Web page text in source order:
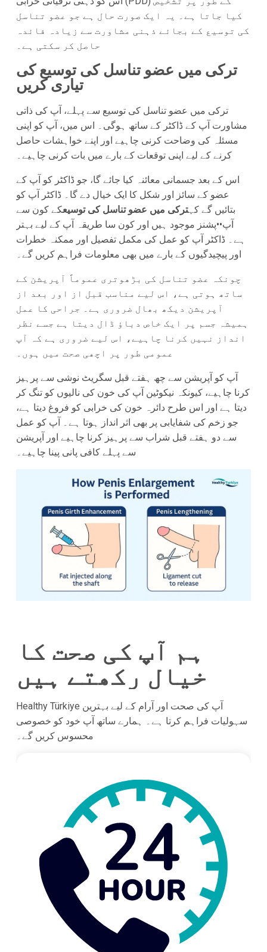
کیا جاتا ہے۔ یہ ایک صورت حال ہے جو عضو تناسل
کی توسیع کے بجائے ذہنی مشاورت سے زیادہ فائدہ
حاصل کر سکتی ہے۔
ترکی میں عضو تناسل کی توسیع کی
تیاری کریں
ترکی میں عضو تناسل کی توسیع سے پہلے، آپ کی ذاتی
مشاورت آپ کے ڈاکٹر کے ساتھ ہوگی۔ اس میں، آپ کو اپنی
مسئلہ کی وضاحت کرنی چاہیے اور اپنے خواہشات حاصل
کرنے کے لیے اپنی توقعات کے بارے میں بات کرنی چاہیے۔
اس کے بعد جسمانی معائنہ کیا جائے گا، جو ڈاکٹر کو آپ کے
عضو کے سائز اور شکل کا ایک خیال دے گا۔ ڈاکٹر آپ کو
بتائیں گے کہترکی میں عضو تناسل کی توسیعکے کون سے
آپ••پشنز موجود ہیں اور کون سا طریقہ آپ کے لیے بہتر
ہے۔ ڈاکٹر آپ کو عمل کی مکمل تفصیل اور ممکنہ خطرات
اور پیچیدگیوں کے بارے میں بھی معلومات فراہم کریں گے۔
چونکہ عضو تناسل کی بڑھوتری عموماً آپریشن کے
ساتھ ہوتی ہے، اس لیے مناسب قبل از اور بعد از
آپریشن دیکھ بھال ضروری ہے۔ جراحی کا عمل
ہمیشہ جسم پر ایک خاص دباؤ ڈال دیتا ہے جسے نظر
انداز نہیں کرنا چاہیے، اس لیے ضروری ہے کہ آپ
عمومی طور پر اچھی صحت میں ہوں۔
آپ کو آپریشن سے چھ ہفتے قبل سگریٹ نوشی سے پرہیز
کرنا چاہیے، کیونکہ نیکوٹین آپ کی خون کی نالیوں کو تنگ کر
دیتا ہے اور اس طرح دائرہ خون کی خرابی کو فروغ دیتا ہے،
جو زخم کی شفایابی پر بھی اثر انداز ہوتا ہے۔ آپ کو عمل
سے دو ہفتے قبل شراب سے پرہیز کرنا چاہیے اور آپریشن
سے پہلے کافی پانی پینا چاہیے۔
ہم آپ کی صحت کا
خیال رکھتے ہیں
Healthy Türkiye آپ کی صحت اور آرام کے لیے بہترین
سہولیات فراہم کرتا ہے۔ ہمارے ساتھ آپ خود کو خصوصی
محسوس کریں گے۔